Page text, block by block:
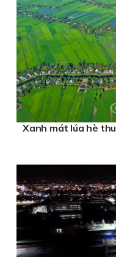
Xanh mát lúa hè thu